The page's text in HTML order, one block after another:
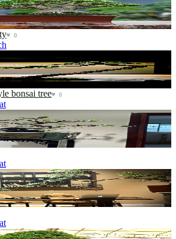
♥ 0
bonsai tree
bonsai tree♥ 0